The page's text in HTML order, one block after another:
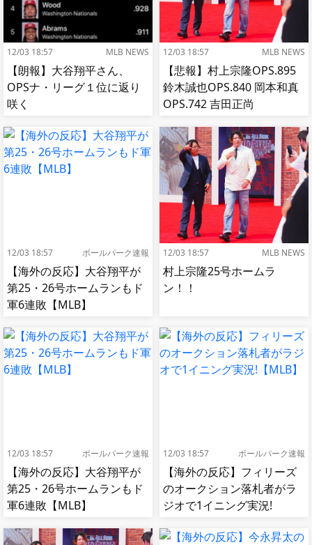
12/03 18:57 MLB NEWS
【朗報】大谷翔平さん、
OPSナ・リーグ１位に返り
咲く
12/03 18:57 MLB NEWS
【悲報】村上宗隆OPS.895
鈴木誠也OPS.840 岡本和真
OPS.742 吉田正尚
12/03 18:57 ボールパーク速報
【海外の反応】大谷翔平が
第25・26号ホームランもド
軍6連敗【MLB】
12/03 18:57 MLB NEWS
村上宗隆25号ホームラ
ン！！
12/03 18:57 ボールパーク速報
【海外の反応】大谷翔平が
第25・26号ホームランもド
軍6連敗【MLB】
12/03 18:57 ボールパーク速報
【海外の反応】フィリーズ
のオークション落札者がラ
ジオで1イニング実況!